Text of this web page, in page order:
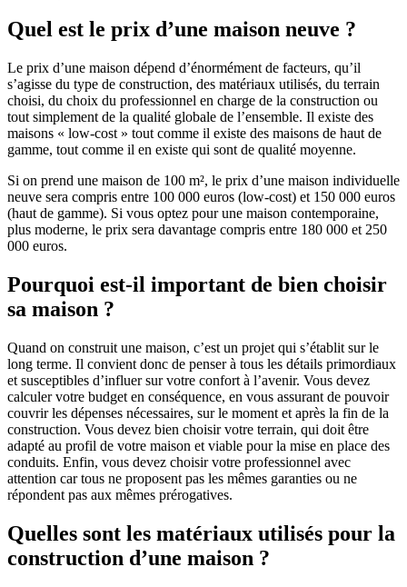
Quel est le prix d’une maison neuve ?
Le prix d’une maison dépend d’énormément de facteurs, qu’il
s’agisse du type de construction, des matériaux utilisés, du terrain
choisi, du choix du professionnel en charge de la construction ou
tout simplement de la qualité globale de l’ensemble. Il existe des
maisons « low-cost » tout comme il existe des maisons de haut de
gamme, tout comme il en existe qui sont de qualité moyenne.
Si on prend une maison de 100 m², le prix d’une maison individuelle
neuve sera compris entre 100 000 euros (low-cost) et 150 000 euros
(haut de gamme). Si vous optez pour une maison contemporaine,
plus moderne, le prix sera davantage compris entre 180 000 et 250
000 euros.
Pourquoi est-il important de bien choisir
sa maison ?
Quand on construit une maison, c’est un projet qui s’établit sur le
long terme. Il convient donc de penser à tous les détails primordiaux
et susceptibles d’influer sur votre confort à l’avenir. Vous devez
calculer votre budget en conséquence, en vous assurant de pouvoir
couvrir les dépenses nécessaires, sur le moment et après la fin de la
construction. Vous devez bien choisir votre terrain, qui doit être
adapté au profil de votre maison et viable pour la mise en place des
conduits. Enfin, vous devez choisir votre professionnel avec
attention car tous ne proposent pas les mêmes garanties ou ne
répondent pas aux mêmes prérogatives.
Quelles sont les matériaux utilisés pour la
construction d’une maison ?